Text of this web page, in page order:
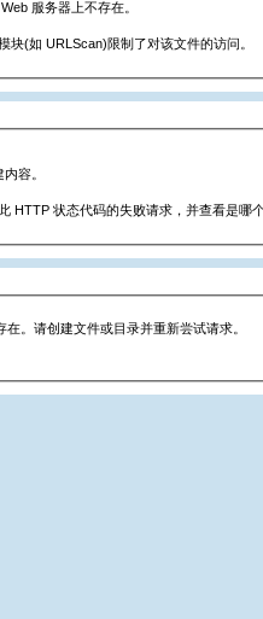
服务器上不存在。
块(如 URLScan)限制了对该文件的访问。
容。
HTTP 状态代码的失败请求，并查看是哪
。请创建文件或目录并重新尝试请求。